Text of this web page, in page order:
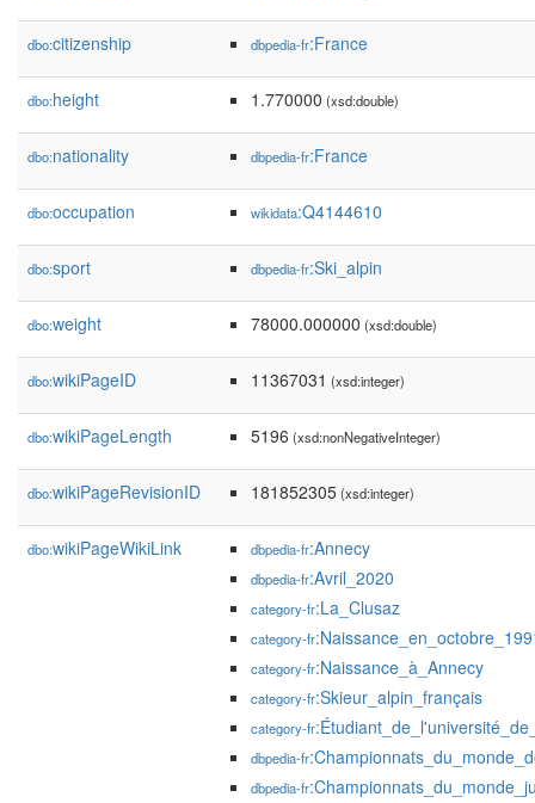
dbo:citizenship dbpedia-fr:France
dbo:height 1.770000 (xsd:double)
dbo:nationality dbpedia-fr:France
dbo:occupation wikidata:Q4144610
dbo:sport dbpedia-fr:Ski_alpin
dbo:weight 78000.000000 (xsd:double)
dbo:wikiPageID 11367031 (xsd:integer)
dbo:wikiPageLength 5196 (xsd:nonNegativeInteger)
dbo:wikiPageRevisionID 181852305(xsd:integer)
dbo:wikiPageWikiLink dbpedia-fr:Annecy
dbpedia-fr:Avril_2020
category-fr:La_Clusaz
category-fr
category-fr:Naissance_à_Annecy
category-fr:Skieur_alpin_français
category-fr
dbpedia-fr
dbpedia-fr